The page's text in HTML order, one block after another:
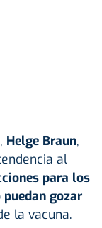
Helge Braun,
al
para los
gozar
la vacuna.